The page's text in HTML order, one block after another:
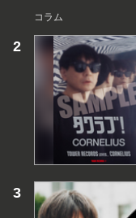
コラム